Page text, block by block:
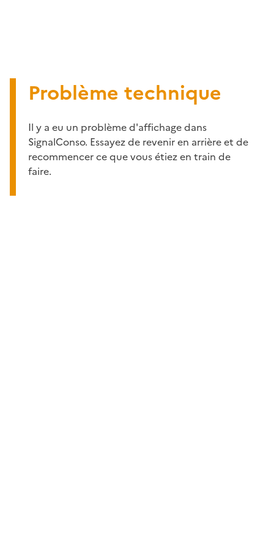
Problème technique
Il y a eu un problème d'affichage dans
SignalConso. Essayez de revenir en arrière et de
recommencer ce que vous étiez en train de
faire.